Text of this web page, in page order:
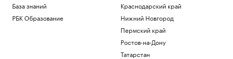
База знаний
РБК Образование
Краснодарский край
Нижний Новгород
Пермский край
Ростов-на-Дону
Татарстан